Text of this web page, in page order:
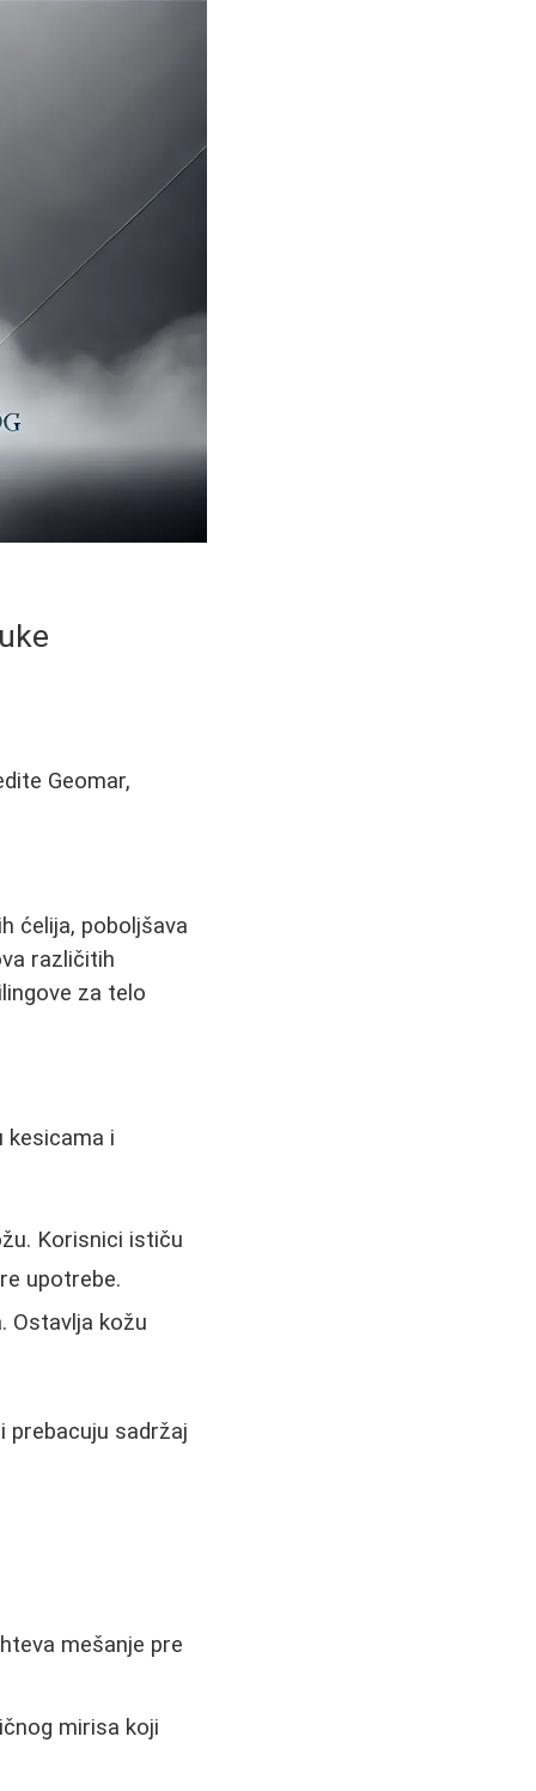
Geomar,
ćelija, poboljšava
različitih
za telo
kesicama i
Korisnici ističu
upotrebe.
Ostavlja kožu
prebacuju sadržaj
mešanje pre
mirisa koji